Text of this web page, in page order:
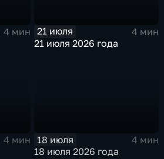
4 мин
21 июля
4 мин
21 июля 2026 года
4 мин
18 июля
4 мин
18 июля 2026 года